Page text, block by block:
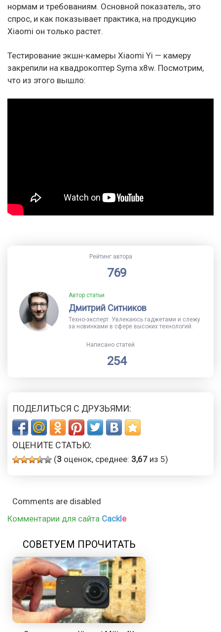
нормам и требованиям. Основной показатель, это
спрос, и как показывает практика, на продукцию
Xiaomi он только растет.
Тестирование экшн-камеры Xiaomi Yi — камеру
закрепили на квадрокоптер Syma x8w. Посмотрим,
что из этого вышло:
Рейтинг автора
769
Автор статьи
Дмитрий Ситников
Техно-эксперт. Увлекаюсь гаджетами и слежу
за новинками в сфере высоких технологий.
Написано статей
254
ПОДЕЛИТЬСЯ С ДРУЗЬЯМИ:
ОЦЕНИТЕ СТАТЬЮ:
(3 оценок, среднее: 3,67 из 5)
Comments are disabled
Комментарии для сайта Cackle
СОВЕТУЕМ ПРОЧИТАТЬ